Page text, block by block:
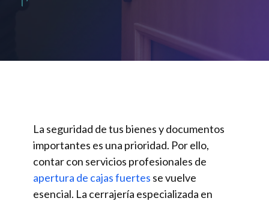
La seguridad de tus bienes y documentos
importantes es una prioridad. Por ello,
contar con servicios profesionales de
apertura de cajas fuertes se vuelve
esencial. La cerrajería especializada en